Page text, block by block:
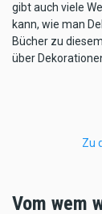
gibt auch viele
kann, wie man
Bücher zu
über
Zu
Vom wem